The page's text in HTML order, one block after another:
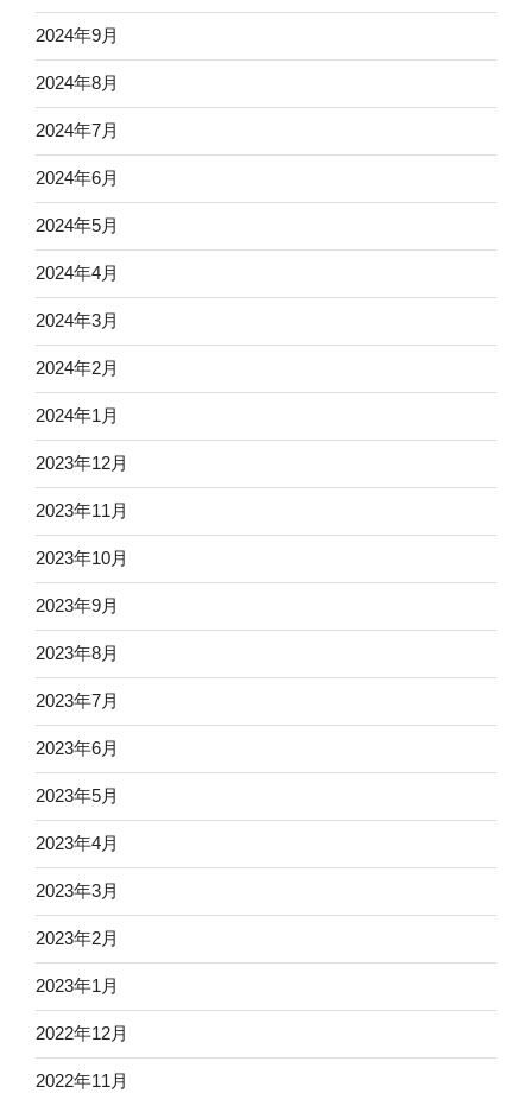
2024年9月
2024年8月
2024年7月
2024年6月
2024年5月
2024年4月
2024年3月
2024年2月
2024年1月
2023年12月
2023年11月
2023年10月
2023年9月
2023年8月
2023年7月
2023年6月
2023年5月
2023年4月
2023年3月
2023年2月
2023年1月
2022年12月
2022年11月